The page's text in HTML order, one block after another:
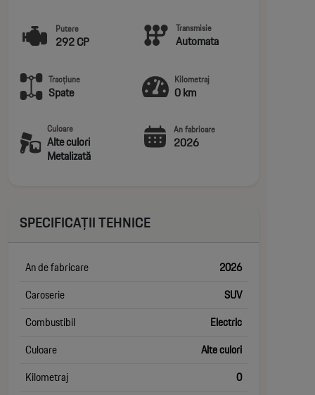
Putere
292 CP
Transmisie
Automata
Tracțiune
Spate
Kilometraj
0 km
Culoare
Alte culori
Metalizată
An fabricare
2026
SPECIFICAȚII TEHNICE
An de fabricare
2026
Caroserie
SUV
Combustibil
Electric
Culoare
Alte culori
Kilometraj
0